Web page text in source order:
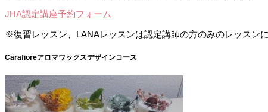
JHA認定講座予約フォーム
※復習レッスン、LANAレッスンは認定講師の方のみのレッスン
Carafioreアロマワックスデザインコース